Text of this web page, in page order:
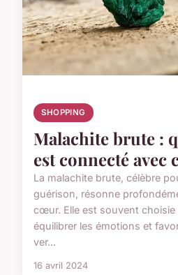
SHOPPING
Malachite brute :
est connecté avec
La malachite brute, célèbre
guérison, résonne
cœur. Elle est souvent choisie
équilibrer les émotions et
ver...
16 avril 2024